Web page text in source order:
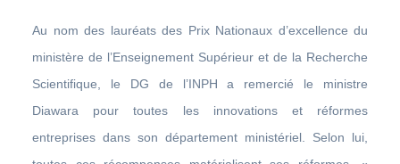
Au nom des lauréats des Prix Nationaux d’excellence du
ministère de l’Enseignement Supérieur et de la Recherche
Scientifique, le DG de l’INPH a remercié le ministre
Diawara pour toutes les innovations et réformes
entreprises dans son département ministériel. Selon lui,